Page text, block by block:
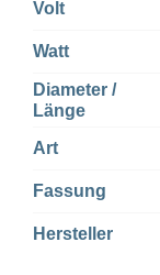
Volt
Watt
Diameter /
Länge
Art
Fassung
Hersteller